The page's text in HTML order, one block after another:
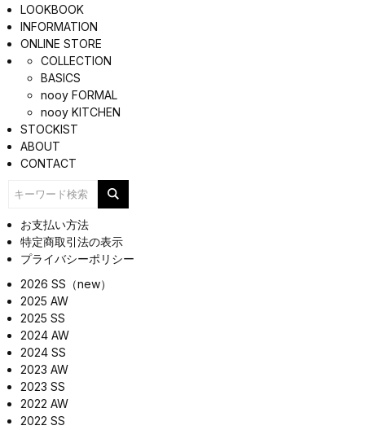
LOOKBOOK
INFORMATION
ONLINE STORE
COLLECTION
BASICS
nooy FORMAL
nooy KITCHEN
STOCKIST
ABOUT
CONTACT
お支払い方法
特定商取引法の表示
プライバシーポリシー
2026 SS（new）
2025 AW
2025 SS
2024 AW
2024 SS
2023 AW
2023 SS
2022 AW
2022 SS